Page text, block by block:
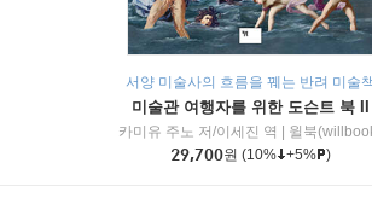
서양 미술사의 흐름을 꿰는 반려 미술
미술관 여행자를 위한 도슨트 북 II
카미유 주노 저/이세진 역
윌북
29,700원 (10% +5% )